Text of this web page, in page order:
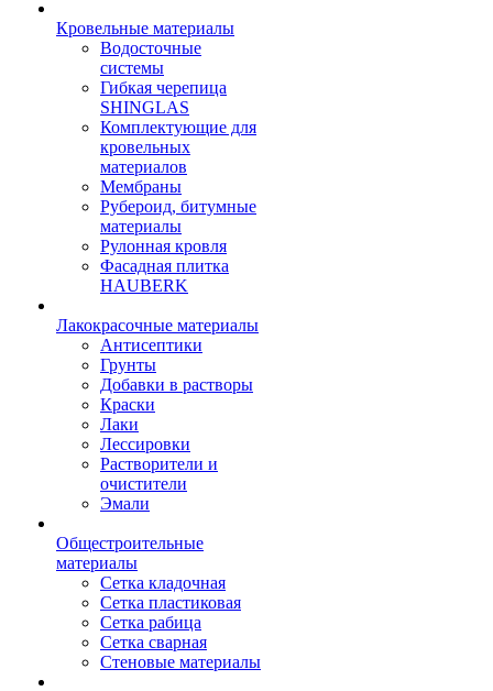
Кровельные материалы
Водосточные
системы
Гибкая черепица
SHINGLAS
Комплектующие для
кровельных
материалов
Мембраны
Рубероид, битумные
материалы
Рулонная кровля
Фасадная плитка
HAUBERK
Лакокрасочные материалы
Антисептики
Грунты
Добавки в растворы
Краски
Лаки
Лессировки
Растворители и
очистители
Эмали
Общестроительные
материалы
Сетка кладочная
Сетка пластиковая
Сетка рабица
Сетка сварная
Стеновые материалы